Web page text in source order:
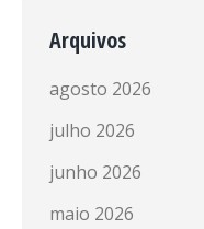
Arquivos
agosto 2026
julho 2026
junho 2026
maio 2026